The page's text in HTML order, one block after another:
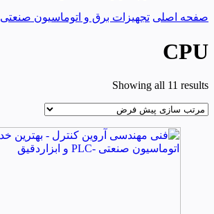
صفحه اصلی تجهیزات برق و اتوماسیون صنعتی
CPU
Showing all 11 results